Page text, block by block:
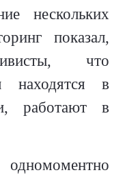
нескольких
показал,
что
находятся в
работают в